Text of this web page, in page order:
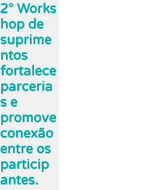
2° Works
hop de
suprime
ntos
fortalece
parceria
s e
promove
conexão
entre os
particip
antes.